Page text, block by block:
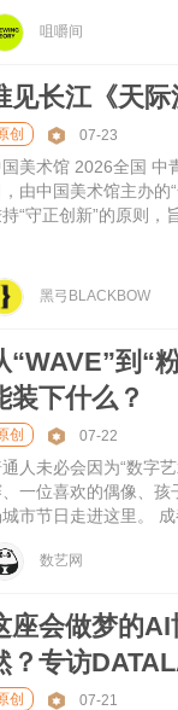
创作者开放，8月8日截
咀嚼间
见长江《天
创 07-23
全国 中青年创新艺术展 2 0 2 6 2026年7月22
，由中国美术馆主办的
“守正创新”的原则，
大展，国家馆搭平台，
览主题和筹备形式上鲜
天际
黑弓BLACKBOW
“WAVE”到“
装下什么？
创 07-22
人未必会因为“数字
一位喜欢的偶像、孩
市节日走进这里。
展示空间「浪美术馆」
11个展区进行优化、加
水馆和阿联酋迪拜馆
、听、嗅三重沉浸式
鉴》，我陆续体验过国
数艺网
座会做梦的
？专访
创 07-21